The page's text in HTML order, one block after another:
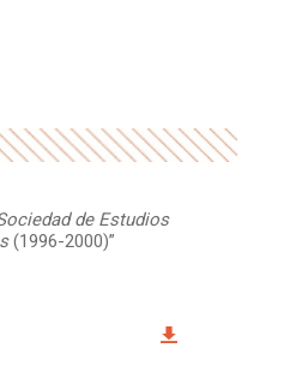
de Estudios
(1996-2000)”